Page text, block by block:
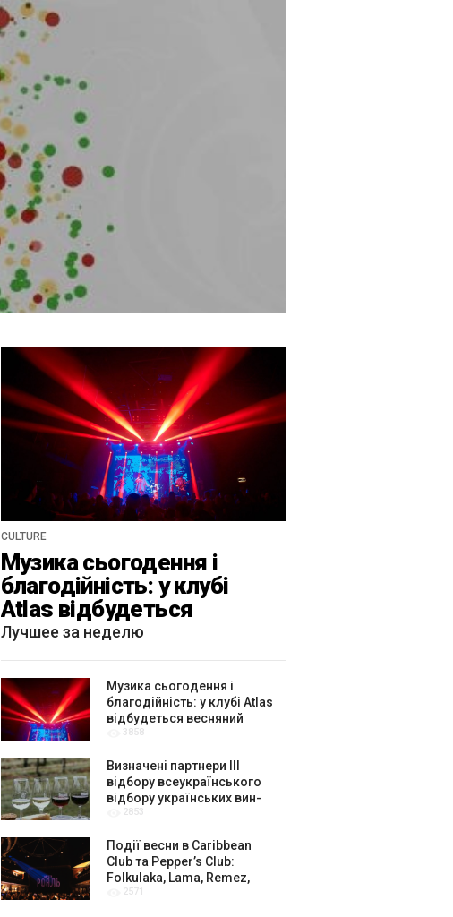
CULTURE
Музика сьогодення і
благодійність: у клубі
Atlas відбудеться
весняний «ГОМІН»
Лучшее за неделю
Музика сьогодення і
благодійність: у клубі Atlas
відбудеться весняний
«ГОМІН»
3858
Визначені партнери ІІІ
відбору всеукраїнського
відбору українських вин-
амбасадорів
2853
Події весни в Caribbean
Club та Pepper’s Club:
Folkulaka, Lama, Remez,
вар’єте «Рояль» і триб’ют-
2571